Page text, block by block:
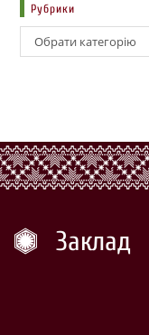
Рубрики
Обрати категорію
Заклад